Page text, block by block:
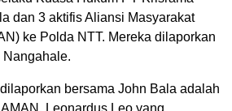
dan 3 aktifis Aliansi Masyarakat
ke Polda NTT. Mereka dilaporkan
bersama John Bala adalah
Leonardus Leo yang